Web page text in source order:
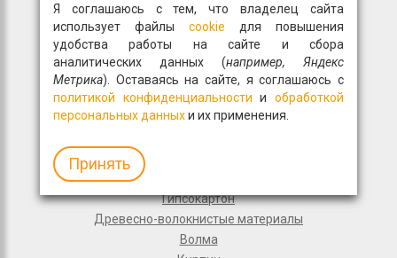
Рулонная кровля
Гидроизоляционные материалы
Дорожное строительство
Полимерные мембраны
Мастики и праймеры
Общестрой
Гипсокартон
Древесно-волокнистые материалы
Волма
Я соглашаюсь с тем, что владелец сайта
использует файлы cookie для повышения
удобства работы на сайте и сбора
аналитических данных (например, Яндекс
Метрика). Оставаясь на сайте, я соглашаюсь с
политикой конфиденциальности иобработкой
персональных данныхи их применения.
Принять